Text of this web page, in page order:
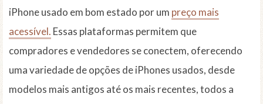
iPhone usado em bom estado por um preço mais
acessível. Essas plataformas permitem que
compradores e vendedores se conectem, oferecendo
uma variedade de opções de iPhones usados, desde
modelos mais antigos até os mais recentes, todos a